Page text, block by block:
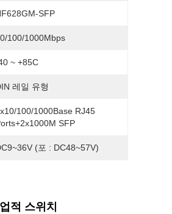
SFP
100/1000Mbps
~ +85C
레일 유형
100/1000Base RJ45
SFP
(포 : DC48~57V)
적 스위치